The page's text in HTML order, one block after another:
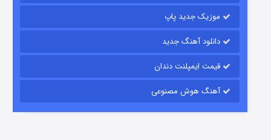
شوگر فصل ۲
موزیک جدید پاپ
دانلود آهنگ جدید
قیمت ایمپلنت دندان
آهنگ هوش مصنوعی